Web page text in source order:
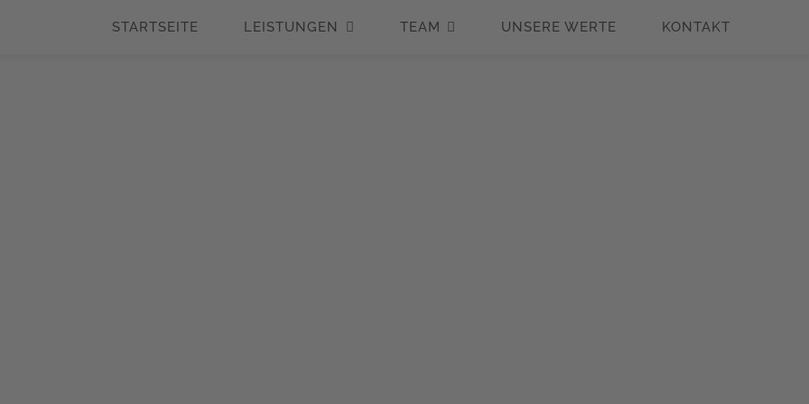
STARTSEITE LEISTUNGEN TEAM UNSERE WERTE KONTAKT